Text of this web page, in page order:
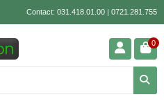
Contact: 031.418.01.00| 0721.281.755
0